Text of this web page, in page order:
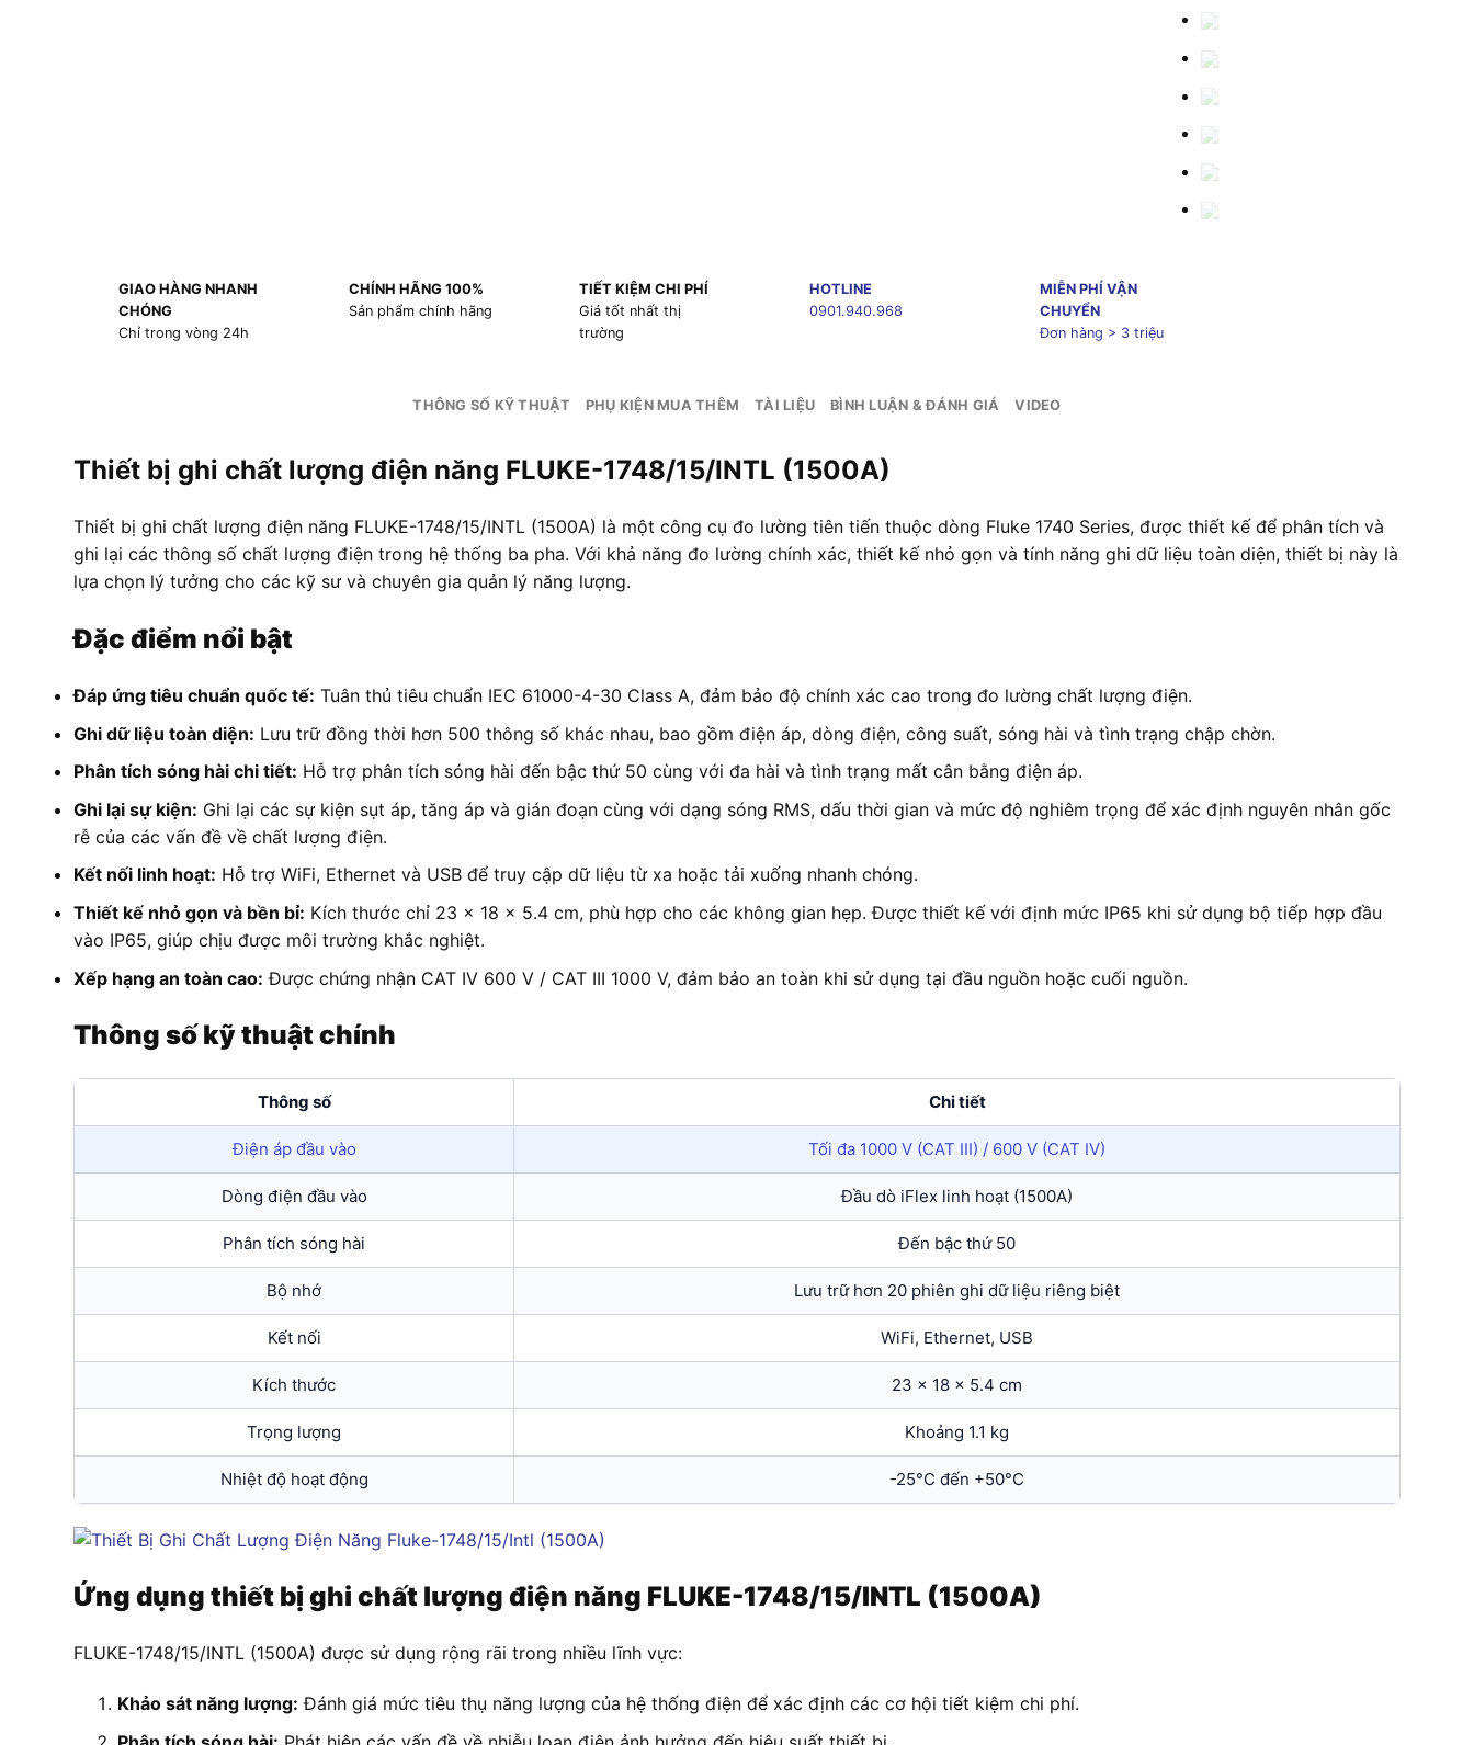
GIAO HÀNG NHANH
CHÓNG
Chỉ trong vòng 24h
CHÍNH HÃNG 100%
Sản phẩm chính hãng
TIẾT KIỆM CHI PHÍ
Giá tốt nhất thị
trường
HOTLINE
0901.940.968
MIỄN PHÍ VẬN
CHUYỂN
Đơn hàng > 3 triệu
THÔNG SỐ KỸ THUẬT PHỤ KIỆN MUA THÊM TÀI LIỆU BÌNH LUẬN & ĐÁNH GIÁ VIDEO
Thiết bị ghi chất lượng điện năng FLUKE-1748/15/INTL (1500A)
Thiết bị ghi chất lượng điện năng FLUKE-1748/15/INTL (1500A) là một công cụ đo lường tiên tiến thuộc dòng Fluke 1740 Series, được thiết kế để phân tích và
ghi lại các thông số chất lượng điện trong hệ thống ba pha. Với khả năng đo lường chính xác, thiết kếnhỏ gọn và tính năng ghi dữ liệu toàn diện, thiết bị này là
lựa chọn lý tưởng cho các kỹ sư và chuyên gia quản lý năng lượng.
Đặc điểm nổi bật
Đáp ứng tiêu chuẩn quốc tế: Tuân thủ tiêu chuẩn IEC 61000-4-30 Class A, đảm bảo độ chính xác cao trong đo lường chất lượng điện.
Ghi dữ liệu toàn diện: Lưu trữ đồng thời hơn 500 thông số khác nhau, bao gồm điện áp, dòng điện, công suất, sóng hài và tình trạng chập chờn.
Phân tích sóng hài chi tiết: Hỗ trợ phân tích sóng hài đến bậc thứ 50 cùng với đa hài và tình trạng mất cân bằng điện áp.
Ghi lại sự kiện: Ghi lại các sự kiện sụt áp, tăng áp và gián đoạn cùng với dạng sóng RMS, dấu thời gian và mức độ nghiêm trọng để xác định nguyên nhân gốc
rễ của các vấn đề về chất lượng điện.
Kết nối linh hoạt: Hỗ trợ WiFi, Ethernet và USB để truy cập dữ liệu từ xa hoặc tải xuống nhanh chóng.
Thiết kế nhỏ gọn và bền bỉ: Kích thước chỉ 23 x 18 x 5.4 cm, phù hợp cho các không gian hẹp. Được thiết kế với định mức IP65 khi sử dụng bộ tiếp hợp đầu
vào IP65, giúp chịu được môi trường khắc nghiệt.
Xếp hạng an toàn cao: Được chứng nhận CAT IV 600 V / CAT III 1000 V, đảm bảo an toàn khi sử dụng tại đầu nguồn hoặc cuối nguồn.
Thông số kỹ thuật chính
Thông số Chi tiết
Điện áp đầu vào Tối đa 1000 V (CAT III) / 600 V (CAT IV)
Dòng điện đầu vào Đầu dò iFlex linh hoạt (1500A)
Phân tích sóng hài Đến bậc thứ 50
Bộ nhớ Lưu trữ hơn 20 phiên ghi dữ liệu riêng biệt
Kết nối WiFi, Ethernet, USB
Kích thước 23 x 18 x 5.4 cm
Trọng lượng Khoảng 1.1 kg
Nhiệt độ hoạt động -25°C đến +50°C
Ứng dụng thiết bị ghi chất lượng điện năng FLUKE-1748/15/INTL (1500A)
FLUKE-1748/15/INTL (1500A) được sử dụng rộng rãi trong nhiều lĩnh vực:
Khảo sát năng lượng: Đánh giá mức tiêu thụ năng lượng của hệ thống điện để xác định các cơ hội tiết kiệm chi phí.